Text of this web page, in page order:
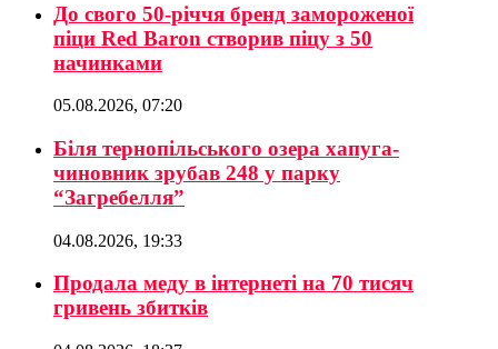
До свого 50-річчя бренд замороженої
піци Red Baron створив піцу з 50
начинками
05.08.2026, 07:20
Біля тернопільського озера хапуга-
чиновник зрубав 248 у парку
“Загребелля”
04.08.2026, 19:33
Продала меду в інтернеті на 70 тисяч
гривень збитків